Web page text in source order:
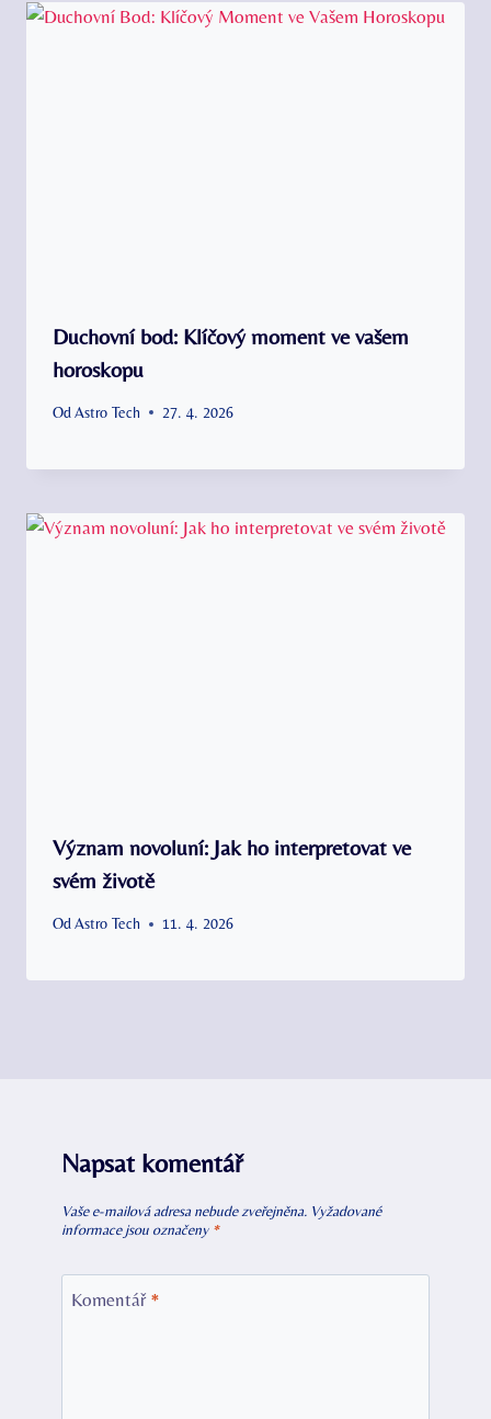
Duchovní bod: Klíčový moment ve vašem
horoskopu
Od Astro Tech 27. 4. 2026
Význam novoluní: Jak ho interpretovat ve
svém životě
Od Astro Tech 11. 4. 2026
Napsat komentář
Vaše e-mailová adresa nebude zveřejněna. Vyžadované
informace jsou označeny *
Komentář *